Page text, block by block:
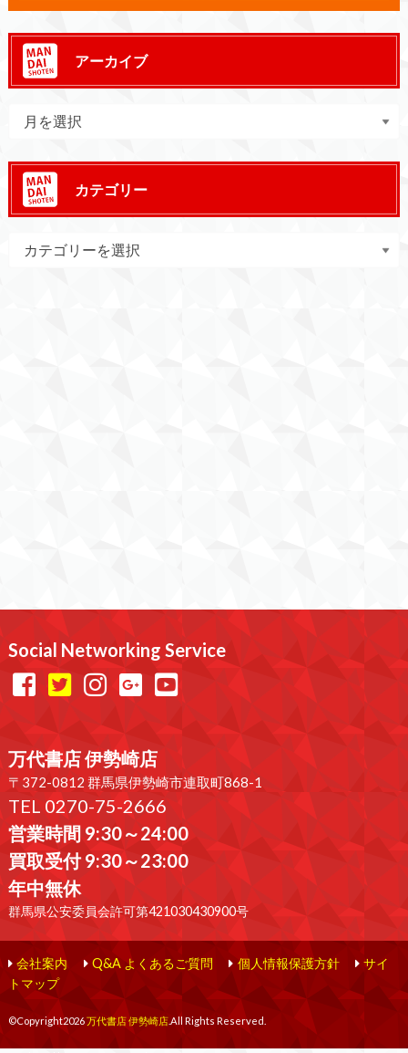
アーカイブ
カテゴリー
Social Networking Service
万代書店 伊勢崎店
〒372-0812 群馬県伊勢崎市連取町868-1
TEL 0270-75-2666
営業時間 9:30～24:00
買取受付 9:30～23:00
年中無休
群馬県公安委員会許可第421030430900号
会社案内 Q&A よくあるご質問 個人情報保護方針
サイ
トマップ
©Copyright2026万代書店 伊勢崎店.All Rights Reserved.